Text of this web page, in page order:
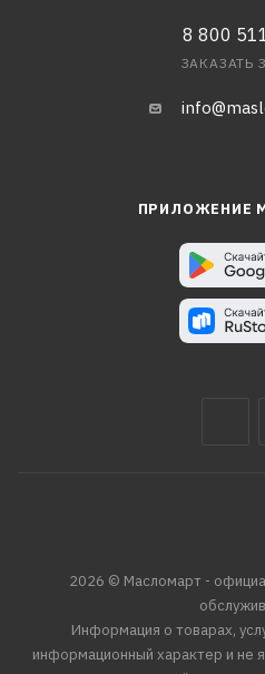
8 800
ЗАКАЗАТЬ
ПРИЛОЖЕНИЕ
2026 © Масломарт -
Информация о товарах,
информационный характер и не